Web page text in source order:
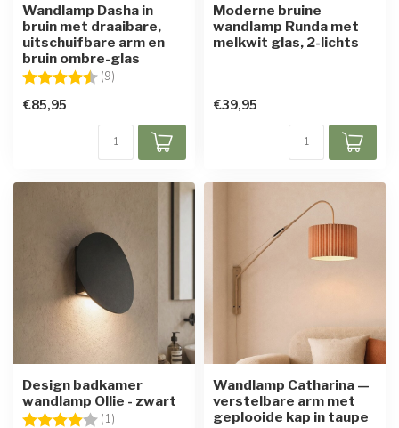
Wandlamp Dasha in
bruin met draaibare,
uitschuifbare arm en
bruin ombre-glas
Beoordeling: (9)
€85,95
Moderne bruine
wandlamp Runda met
melkwit glas, 2-lichts
€39,95
Design badkamer
wandlamp Ollie - zwart
Beoordeling: (1)
Wandlamp Catharina —
verstelbare arm met
geplooide kap in taupe